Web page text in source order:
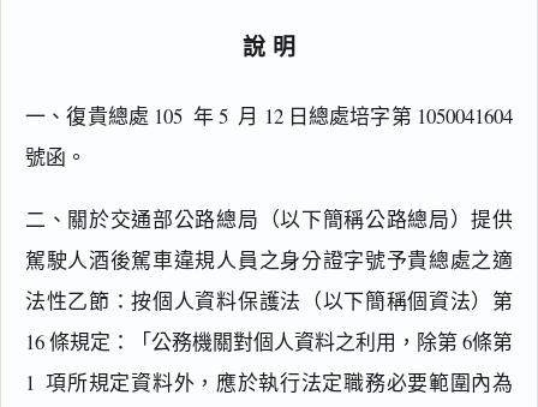
說明
一、復貴總處 105  年 5  月 12 日總處培字第 1050041604
號函。
二、關於交通部公路總局（以下簡稱公路總局）提供
駕駛人酒後駕車違規人員之身分證字號予貴總處之適
法性乙節：按個人資料保護法（以下簡稱個資法）第
16 條規定：「公務機關對個人資料之利用，除第 6條第
1  項所規定資料外，應於執行法定職務必要範圍內為